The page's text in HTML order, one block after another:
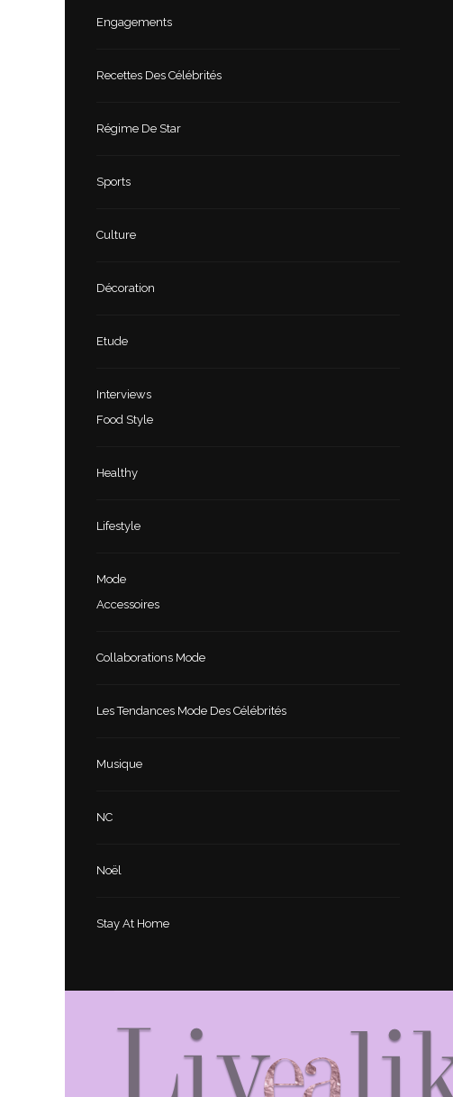
Engagements
Recettes Des Célébrités
Régime De Star
Sports
Culture
Décoration
Etude
Interviews
Food Style
Healthy
Lifestyle
Mode
Accessoires
Collaborations Mode
Les Tendances Mode Des Célébrités
Musique
NC
Noël
Stay At Home